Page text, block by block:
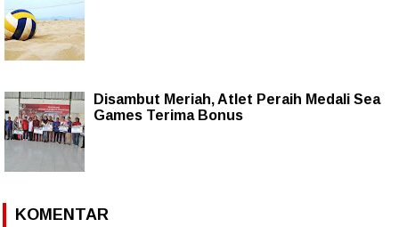
Disambut Meriah, Atlet Peraih Medali Sea
Games Terima Bonus
KOMENTAR